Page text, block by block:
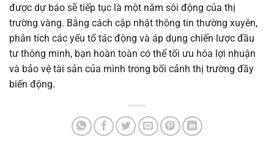
được dự báo sẽ tiếp tục là một năm sôi động của thị
trường vàng. Bằng cách cập nhật thông tin thường xuyên,
phân tích các yếu tố tác động và áp dụng chiến lược đầu
tư thông minh, bạn hoàn toàn có thể tối ưu hóa lợi nhuận
và bảo vệ tài sản của mình trong bối cảnh thị trường đầy
biến động.